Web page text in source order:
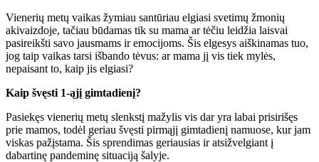
Vienerių metų vaikas žymiau santūriau elgiasi svetimų žmonių
akivaizdoje, tačiau būdamas tik su mama ar tėčiu leidžia laisvai
pasireikšti savo jausmams ir emocijoms. Šis elgesys aiškinamas tuo,
jog taip vaikas tarsi išbando tėvus: ar mama jį vis tiek mylės,
nepaisant to, kaip jis elgiasi?
Kaip švęsti 1-ąjį gimtadienį?
Pasiekęs vienerių metų slenkstį mažylis vis dar yra labai prisirišęs
prie mamos, todėl geriau švęsti pirmąjį gimtadienį namuose, kur jam
viskas pažįstama. Šis sprendimas geriausias ir atsižvelgiant į
dabartinę pandeminę situaciją šalyje.